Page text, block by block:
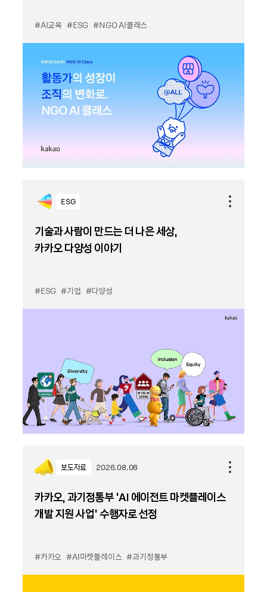
#AI교육 #ESG #NGO AI클래스
ESG
기술과 사람이 만드는 더 나은 세상,
카카오 다양성 이야기
#ESG #기업 #다양성
보도자료 2026.08.06
카카오, 과기정통부 ‘AI 에이전트 마켓플레이스
개발 지원 사업’ 수행자로 선정
#카카오 #AI마켓플레이스 #과기정통부